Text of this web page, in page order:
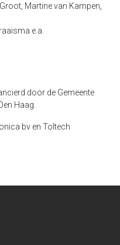
Martine van Kampen,
e.a.
door de Gemeente
Haag.
bv en Toltech